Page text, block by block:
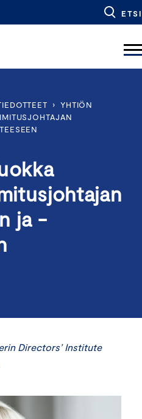
ETSI
› YHTIÖN
ja -
Directors’ Institute